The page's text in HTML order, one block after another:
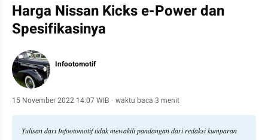
Harga Nissan Kicks e-Power dan
Spesifikasinya
Infootomotif
15 November 2022 14:07 WIB · waktu baca 3 menit
Tulisan dari Infootomotif tidak mewakili pandangan dari redaksi kumparan